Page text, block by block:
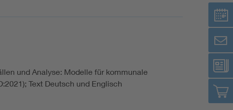
und Analyse: Modelle für kommunale
Text Deutsch und Englisch